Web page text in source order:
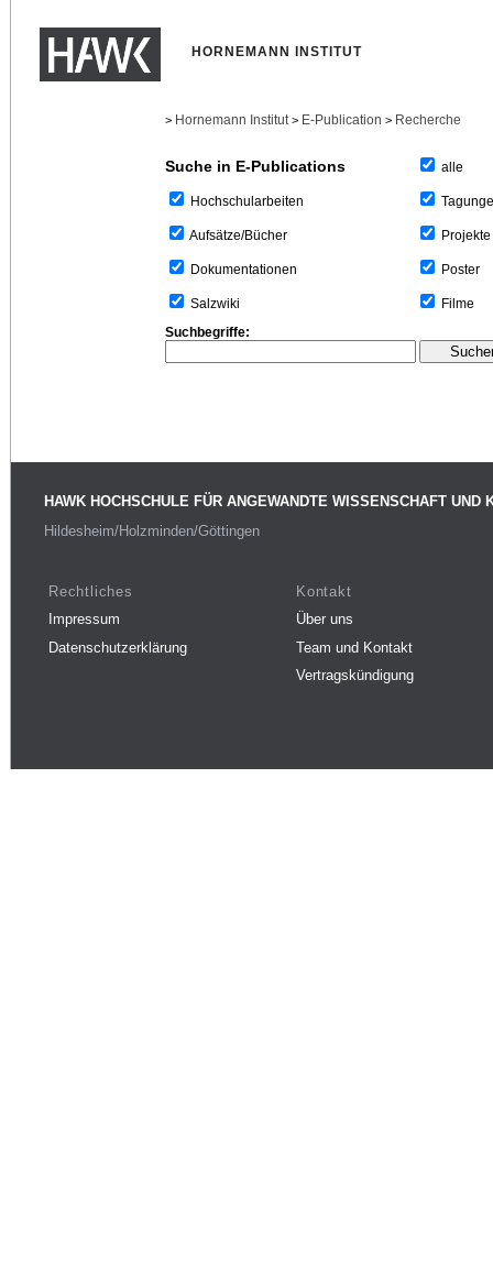
HORNEMANN INSTITUT
> Hornemann Institut > E-Publication > Recherche
Suche in E-Publications
Hochschularbeiten
Aufsätze/Bücher
Dokumentationen
Salzwiki
alle
Projekte
Poster
Filme
Suchbegriffe:
HAWK HOCHSCHULE FÜR ANGEWANDTE WISSENSCHAFT UND
Hildesheim/Holzminden/Göttingen
Rechtliches
Impressum
Datenschutzerklärung
Kontakt
Über uns
Team und Kontakt
Vertragskündigung